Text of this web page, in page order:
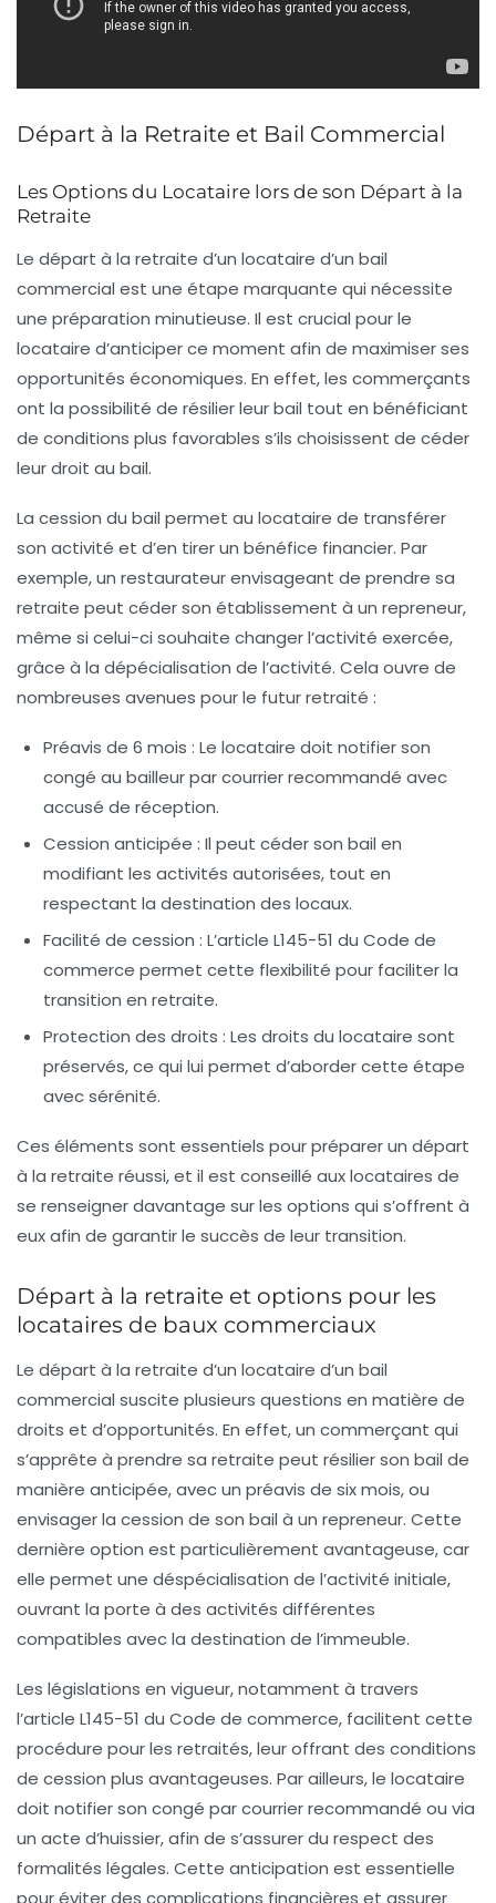
Départ à la Retraite et Bail Commercial
Les Options du Locataire lors de son Départ à la
Retraite
Le départ à la retraite d’un locataire d’un bail
commercial est une étape marquante qui nécessite
une préparation minutieuse. Il est crucial pour le
locataire d’anticiper ce moment afin de maximiser ses
opportunités économiques. En effet, les commerçants
ont la possibilité de résilier leur bail tout en bénéficiant
de conditions plus favorables s’ils choisissent de céder
leur droit au bail.
La cession du bail permet au locataire de transférer
son activité et d’en tirer un bénéfice financier. Par
exemple, un restaurateur envisageant de prendre sa
retraite peut céder son établissement à un repreneur,
même si celui-ci souhaite changer l’activité exercée,
grâce à la dépécialisation de l’activité. Cela ouvre de
nombreuses avenues pour le futur retraité :
Préavis de 6 mois : Le locataire doit notifier son
congé au bailleur par courrier recommandé avec
accusé de réception.
Cession anticipée : Il peut céder son bail en
modifiant les activités autorisées, tout en
respectant la destination des locaux.
Facilité de cession : L’article L145-51 du Code de
commerce permet cette flexibilité pour faciliter la
transition en retraite.
Protection des droits : Les droits du locataire sont
préservés, ce qui lui permet d’aborder cette étape
avec sérénité.
Ces éléments sont essentiels pour préparer un départ
à la retraite réussi, et il est conseillé aux locataires de
se renseigner davantage sur les options qui s’offrent à
eux afin de garantir le succès de leur transition.
Départ à la retraite et options pour les
locataires de baux commerciaux
Le départ à la retraite d’un locataire d’un bail
commercial suscite plusieurs questions en matière de
droits et d’opportunités. En effet, un commerçant qui
s’apprête à prendre sa retraite peut résilier son bail de
manière anticipée, avec un préavis de six mois, ou
envisager la cession de son bail à un repreneur. Cette
dernière option est particulièrement avantageuse, car
elle permet une déspécialisation de l’activité initiale,
ouvrant la porte à des activités différentes
compatibles avec la destination de l’immeuble.
Les législations en vigueur, notamment à travers
l’article L145-51 du Code de commerce, facilitent cette
procédure pour les retraités, leur offrant des conditions
de cession plus avantageuses. Par ailleurs, le locataire
doit notifier son congé par courrier recommandé ou via
un acte d’huissier, afin de s’assurer du respect des
formalités légales. Cette anticipation est essentielle